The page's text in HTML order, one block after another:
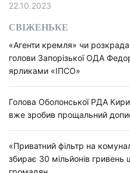
22.10.2023
СВІЖЕНЬКЕ
«Агенти кремля» чи
голови Запорізької ОДА
ярликами «ІПСО»
Голова Оболонської РДА
вже зробив прощальний
«Приватний фільтр на
збирає 30 мільйонів гривень